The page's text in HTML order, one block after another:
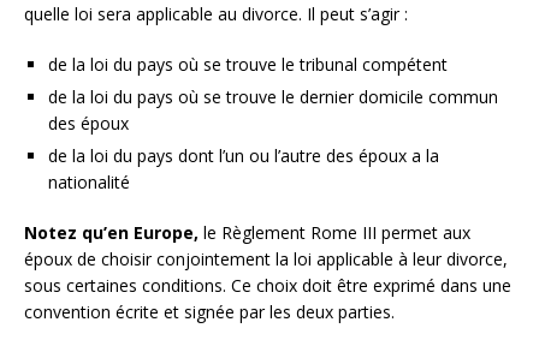
quelle loi sera applicable au divorce. Il peut s’agir :
de la loi du pays où se trouve le tribunal compétent
de la loi du pays où se trouve le dernier domicile commun
des époux
de la loi du pays dont l’un ou l’autre des époux a la
nationalité
Notez qu’en Europe, le Règlement Rome III permet aux
époux de choisir conjointement la loi applicable à leur divorce,
sous certaines conditions. Ce choix doit être exprimé dans une
convention écrite et signée par les deux parties.